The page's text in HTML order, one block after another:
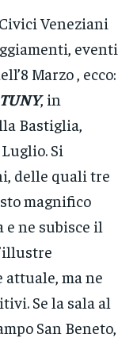
Veneziani
eventi
Marzo , ecco:
, in
Bastiglia,
Si
delle quali tre
magnifico
e ne subisce il
ma ne
Se la sala al
San Beneto,